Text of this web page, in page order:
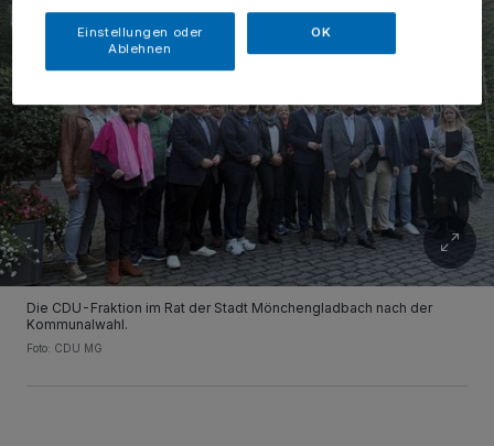
Die CDU-Fraktion im Rat der Stadt Mönchengladbach nach der
Kommunalwahl.
Foto: CDU MG
Einstellungen oder
Ablehnen
OK